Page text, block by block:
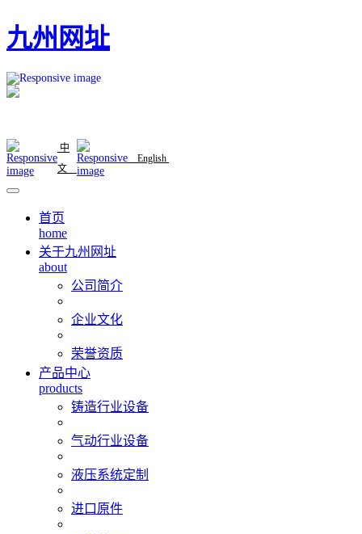
九州网址
中
文
English
首页
home
关于九州网址
about
公司简介
企业文化
荣誉资质
产品中心
products
铸造行业设备
气动行业设备
液压系统定制
进口原件